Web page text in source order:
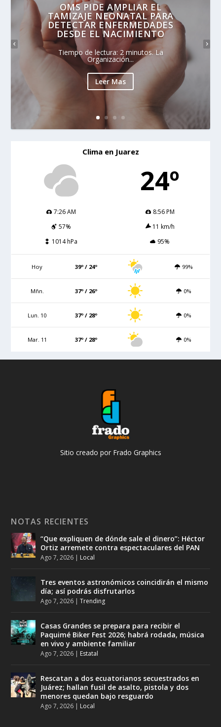
OMS PIDE AMPLIAR EL
TAMIZAJE NEONATAL PARA
DETECTAR ENFERMEDADES
DESDE EL NACIMIENTO
Tiempo de lectura: 2 minutos. La
Organización...
Leer Mas
Clima en Juarez
24º
7:26 AM
8:56 PM
57%
11 km/h
1014 hPa
95%
Hoy 39º / 24º 99%
Mñn. 37º / 26º 0%
Lun. 10 37º / 28º 0%
Mar. 11 37º / 28º 0%
Sitio creado por Frado Graphics
NOTAS RECIENTES
“Que expliquen de dónde sale el dinero”: Héctor
Ortiz arremete contra espectaculares del PAN
Ago 7, 2026 | Local
Tres eventos astronómicos coincidirán el mismo
día; así podrás disfrutarlos
Ago 7, 2026 |Trending
Casas Grandes se prepara para recibir el
Paquimé Biker Fest 2026; habrá rodada, música
en vivo y ambiente familiar
Ago 7, 2026 | Estatal
Rescatan a dos ecuatorianos secuestrados en
Juárez; hallan fusil de asalto, pistola y dos
menores quedan bajo resguardo
Ago 7, 2026 | Local